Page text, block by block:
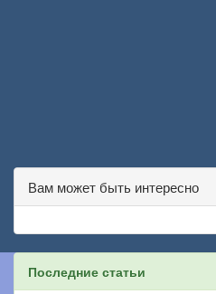
Вам может быть интересно
Последние статьи